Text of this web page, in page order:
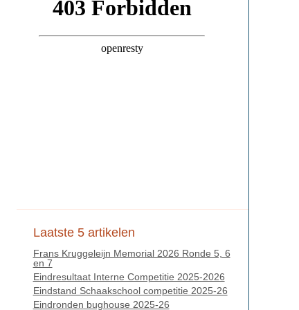
Laatste 5 artikelen
Frans Kruggeleijn Memorial 2026 Ronde 5, 6
en 7
Eindresultaat Interne Competitie 2025-2026
Eindstand Schaakschool competitie 2025-26
Eindronden bughouse 2025-26